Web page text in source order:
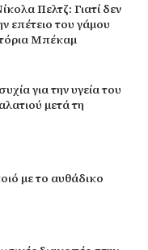
Πελτζ: Γιατί δεν
επέτειο του γάμου
Μπέκαμ
για την υγεία του
μετά τη
με το αυθάδικο